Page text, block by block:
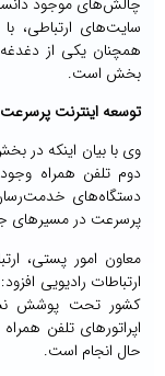
سایت‌های ارتباطی،
همچنان یکی از
بخش است.
توسعه اینترنت پرسرعت
وی با بیان اینکه
دوم تلفن همراه
دستگاه‌های
پرسرعت در مسیرهای
معاون امور پستی،
کشور تحت پوشش
اپراتورهای تلفن
حال انجام است.